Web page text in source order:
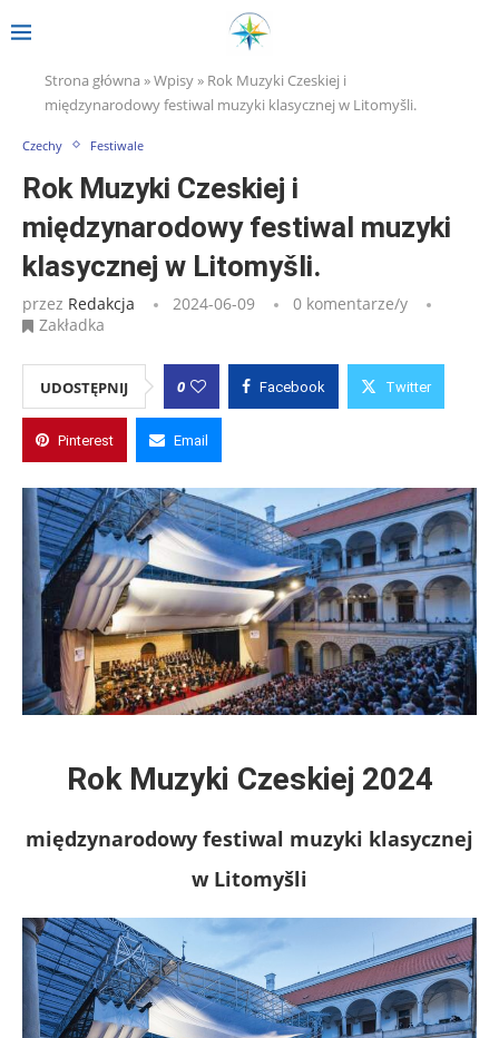
Strona główna »Wpisy» Rok Muzyki Czeskiej i
międzynarodowy festiwal muzyki klasycznej w Litomyšli.
Czechy Festiwale
Rok Muzyki Czeskiej i
międzynarodowy festiwal muzyki
klasycznej w Litomyšli.
przez Redakcja 2024-06-09
0 komentarze/y
Zakładka
UDOSTĘPNIJ 0 Facebook Twitter
Pinterest Email
Rok Muzyki Czeskiej 2024
międzynarodowy festiwal muzyki klasycznej
w Litomyšli